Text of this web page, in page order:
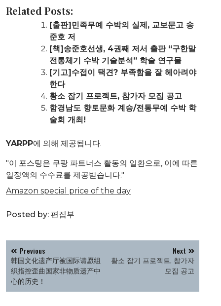
Related Posts:
[출판]민족무예 수박의 실제, 교보문고 송
준호 저
[책]송준호선생, 4권째 저서 출판 “구한말
전통체기 수박 기술분석” 학술 연구물
[기고]수접이 택견? 부족함을 잘 헤아려야
한다
황소 잡기 프로젝트, 참가자 모집 공고
함경남도 향토문화 계승/전통무예 수박 학
술회 개최!
YARPP에 의해 제공됩니다.
"이 포스팅은 쿠팡 파트너스 활동의 일환으로, 이에 따른
일정액의 수수료를 제공받습니다."
Amazon special price of the day
Posted by: 편집부
글
탐
색
Previous
韩国文化遗产厅被国际请愿组
织指控歪曲国家非物质遗产中
心的历史！
Next
황소 잡기 프로젝트, 참가자
모집 공고